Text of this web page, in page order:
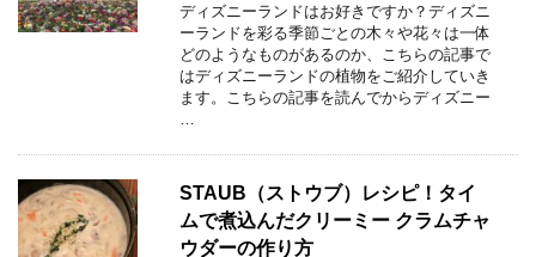
ディズニーランドはお好きですか？ディズニ
ーランドを彩る季節ごとの木々や花々は一体
どのようなものがあるのか、こちらの記事で
はディズニーランドの植物をご紹介していき
ます。こちらの記事を読んでからディズニー
…
STAUB（ストウブ）レシピ！タイ
ムで煮込んだクリーミー クラムチャ
ウダーの作り方